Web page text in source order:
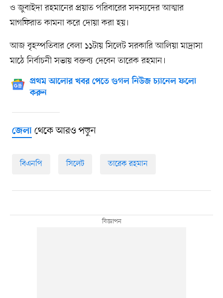
ও জুবাইদা রহমানের প্রয়াত পরিবারের সদস্যদের আত্মার
মাগফিরাত কামনা করে দোয়া করা হয়।
আজ বৃহস্পতিবার বেলা ১১টায় সিলেট সরকারি আলিয়া মাদ্রাসা
মাঠে নির্বাচনী সভায় বক্তব্য দেবেন তারেক রহমান।
প্রথম আলোর খবর পেতে গুগল নিউজ চ্যানেল ফলো
করুন
জেলাথেকে আরও পড়ুন
বিএনপি সিলেট তারেক রহমান